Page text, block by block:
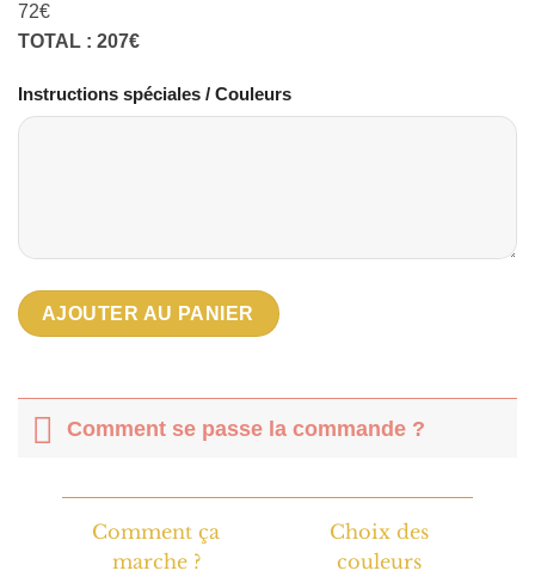
72€
TOTAL : 207€
Instructions spéciales / Couleurs
AJOUTER AU PANIER
Comment se passe la commande ?
Comment ça
marche ?
Choix des
couleurs